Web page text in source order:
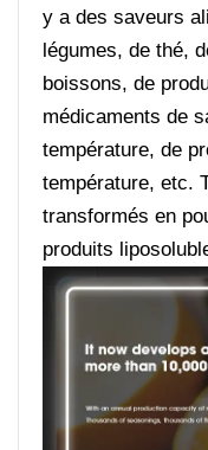
y a des saveurs
légumes, de thé,
boissons, de
médicaments de
température, de
température, etc.
transformés en
produits